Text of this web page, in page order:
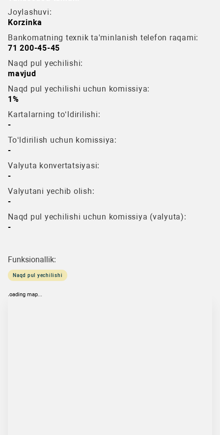
Joylashuvi:
Korzinka
Bankomatning texnik ta'minlanish telefon raqami:
71 200-45-45
Naqd pul yechilishi:
mavjud
Naqd pul yechilishi uchun komissiya:
1%
Kartalarning to‘ldirilishi:
-
To‘ldirilish uchun komissiya:
-
Valyuta konvertatsiyasi:
-
Valyutani yechib olish:
-
Naqd pul yechilishi uchun komissiya (valyuta):
-
Funksionallik:
Naqd pul yechilishi
loading map...